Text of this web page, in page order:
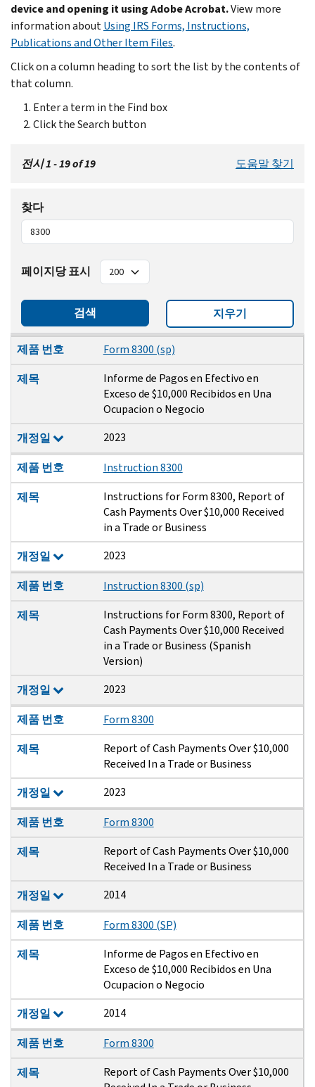
device and opening it using Adobe Acrobat.View more
information aboutUsing IRS Forms, Instructions,
Publications and Other Item Files.
Click on a column heading to sort the list by the contents of
that column.
Enter a term in the Find box
Click the Search button
전시 1 - 19 of 19 도움말 찾기
찾다
페이지당 표시
검색 지우기
제품 번호
제목
개정일
제품 번호
Form 8300 (sp)
제목
Informe de Pagos en Efectivo en
Exceso de $10,000 Recibidos en Una
Ocupacion o Negocio
개정일
2023
제품 번호
Instruction 8300
제목
Instructions for Form 8300, Report of
Cash Payments Over $10,000 Received
in a Trade or Business
개정일
2023
제품 번호
Instruction 8300 (sp)
제목
Instructions for Form 8300, Report of
Cash Payments Over $10,000 Received
in a Trade or Business (Spanish
Version)
개정일
2023
제품 번호
Form 8300
제목
Report of Cash Payments Over $10,000
Received In a Trade or Business
개정일
2023
제품 번호
Form 8300
제목
Report of Cash Payments Over $10,000
Received In a Trade or Business
개정일
2014
제품 번호
Form 8300 (SP)
제목
Informe de Pagos en Efectivo en
Exceso de $10,000 Recibidos en Una
Ocupacion o Negocio
개정일
2014
제품 번호
Form 8300
제목
Report of Cash Payments Over $10,000